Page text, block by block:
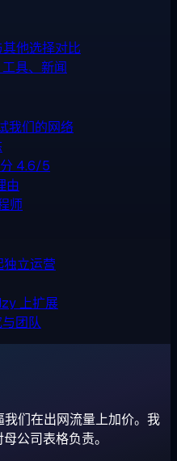
他选择对比
具、新闻
我们的网络
4.6/5
由
师
立运营
上扩展
团队
们在出网流量上加价。我
公司表格负责。